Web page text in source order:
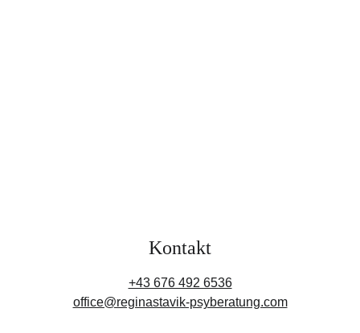
Kontakt
+43 676 492 6536
office@reginastavik-psyberatung.com